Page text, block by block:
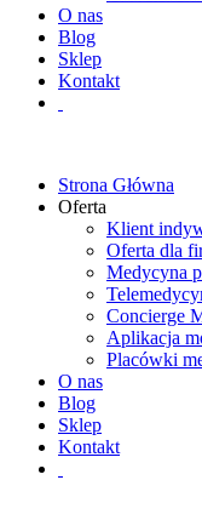
O nas
Blog
Sklep
Kontakt
Strona Główna
Oferta
Klient
Oferta dla
Medycyna
Concierge
Aplikacja
Placówki
O nas
Blog
Sklep
Kontakt